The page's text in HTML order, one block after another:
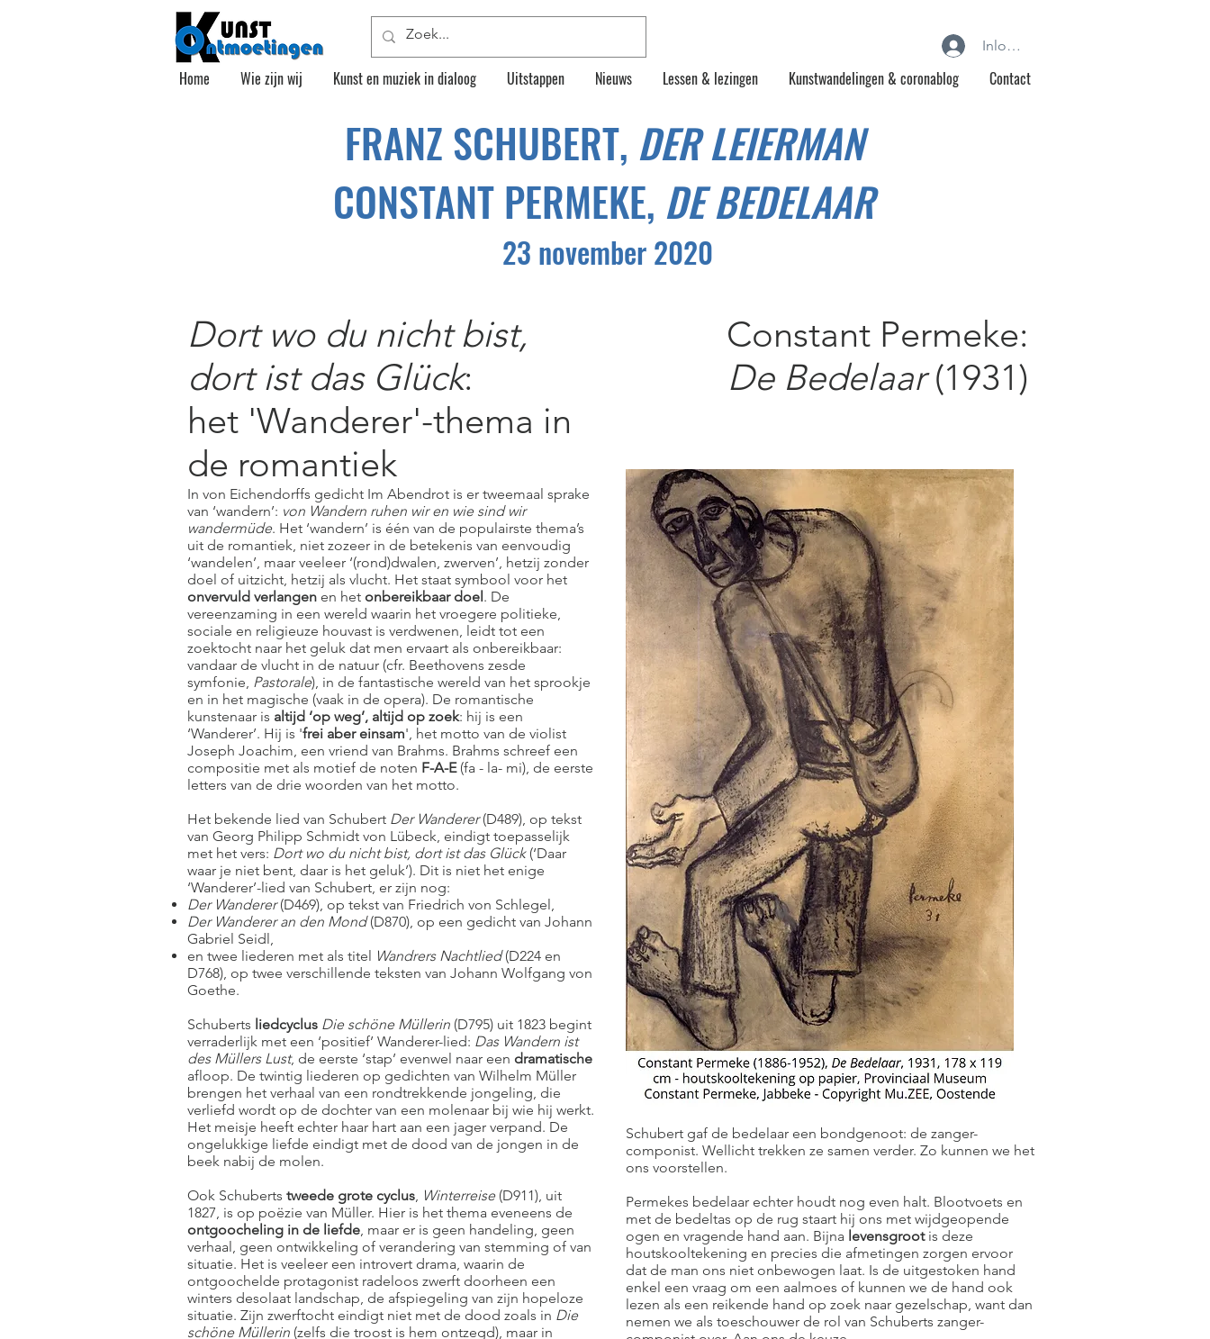
Inloggen
Home Wie zijn wij Kunst en muziek in dialoog Uitstappen Nieuws Lessen & lezingen Kunstwandelingen & coronablog Contact
FRANZ SCHUBERT, DER LEIERMAN
CONSTANT PERMEKE, DE BEDELAAR
23 november 2020
Dort wo du nicht bist,
dort ist das Glück:
het 'Wanderer'-thema in
de romantiek
In von Eichendorffs gedicht Im Abendrot is er tweemaal sprake
van ‘wandern’: von Wandern ruhen wir en wie sind wir
wandermüde. Het ‘wandern’ is één van de populairste thema’s
uit de romantiek, niet zozeer in de betekenis van eenvoudig
‘wandelen’, maar veeleer ‘(rond)dwalen, zwerven’, hetzij zonder
doel of uitzicht, hetzij als vlucht. Het staat symbool voor het
onvervuld verlangen en het onbereikbaar doel. De
vereenzaming in een wereld waarin het vroegere politieke,
sociale en religieuze houvast is verdwenen, leidt tot een
zoektocht naar het geluk dat men ervaart als onbereikbaar:
vandaar de vlucht in de natuur (cfr. Beethovens zesde
symfonie, Pastorale), in de fantastische wereld van het sprookje
en in het magische (vaak in de opera). De romantische
kunstenaar is altijd ‘op weg’, altijd op zoek: hij is een
‘Wanderer’. Hij is 'frei aber einsam', het motto van de violist
Joseph Joachim, een vriend van Brahms. Brahms schreef een
compositie met als motief de noten F-A-E(fa - la- mi), de eerste
letters van de drie woorden van het motto.
Het bekende lied van Schubert Der Wanderer(D489), op tekst
van Georg Philipp Schmidt von Lübeck, eindigt toepasselijk
met het vers: Dort wo du nicht bist, dort ist das Glück(‘Daar
waar je niet bent, daar is het geluk’). Dit is niet het enige
‘Wanderer’-lied van Schubert, er zijn nog:
Der Wanderer(D469), op tekst van Friedrich von Schlegel,
Der Wanderer an den Mond(D870), op een gedicht van Johann
Gabriel Seidl,
en twee liederen met als titel Wandrers Nachtlied(D224 en
D768), op twee verschillende teksten van Johann Wolfgang von
Goethe.
Schuberts liedcyclus Die schöne Müllerin (D795) uit 1823 begint
verraderlijk met een ‘positief’ Wanderer-lied: Das Wandern ist
des Müllers Lust, de eerste ‘stap’ evenwel naar een dramatische
afloop. De twintig liederen op gedichten van Wilhelm Müller
brengen het verhaal van een rondtrekkende jongeling, die
verliefd wordt op de dochter van een molenaar bij wie hij werkt.
Het meisje heeft echter haar hart aan een jager verpand. De
ongelukkige liefde eindigt met de dood van de jongen in de
beek nabij de molen.
Ook Schuberts tweede grote cyclus, Winterreise(D911), uit
1827, is op poëzie van Müller. Hier is het thema eveneens de
ontgoocheling in de liefde, maar er is geen handeling, geen
verhaal, geen ontwikkeling of verandering van stemming of van
situatie. Het is veeleer een introvert drama, waarin de
ontgoochelde protagonist radeloos zwerft doorheen een
winters desolaat landschap, de afspiegeling van zijn hopeloze
situatie. Zijn zwerftocht eindigt niet met de dood zoals in Die
schöne Müllerin (zelfs die troost is hem ontzegd), maar in
Constant Permeke:
De Bedelaar(1931)
Schubert gaf de bedelaar een bondgenoot: de zanger-
componist. Wellicht trekken ze samen verder. Zo kunnen we het
ons voorstellen.
Permekes bedelaar echter houdt nog even halt. Blootvoets en
met de bedeltas op de rug staart hij ons met wijdgeopende
ogen en vragende hand aan. Bijna levensgroot is deze
houtskooltekening en precies die afmetingen zorgen ervoor
dat de man ons niet onbewogen laat. Is de uitgestoken hand
enkel een vraag om een aalmoes of kunnen we de hand ook
lezen als een reikende hand op zoek naar gezelschap, want dan
nemen we als toeschouwer de rol van Schuberts zanger-